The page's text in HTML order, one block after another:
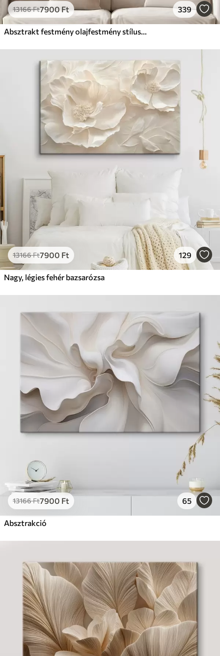
13166Ft7900Ft 339
Absztrakt festmény olajfestmény stílusban
13166Ft7900 Ft 129
Nagy, légies fehér bazsarózsa
13166Ft7900 Ft 65
Absztrakció